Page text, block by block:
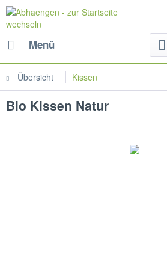
Menü
Übersicht Kissen
Bio Kissen Natur